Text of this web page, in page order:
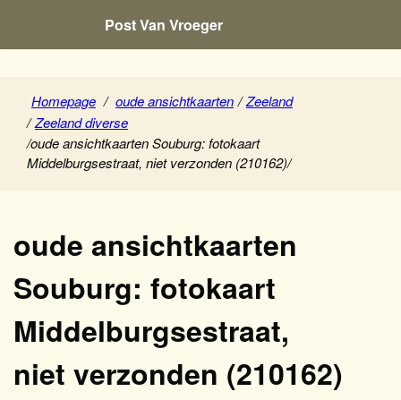
Post Van Vroeger
Homepage / oude ansichtkaarten / Zeeland
/ Zeeland diverse
/oude ansichtkaarten Souburg: fotokaart
Middelburgsestraat, niet verzonden (210162)/
oude ansichtkaarten
Souburg: fotokaart
Middelburgsestraat,
niet verzonden (210162)